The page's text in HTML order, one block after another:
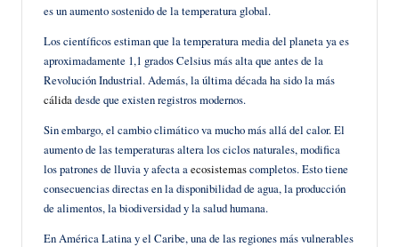
es un aumento sostenido de la temperatura global.
Los científicos estiman que la temperatura media del planeta ya es
aproximadamente 1,1 grados Celsius más alta que antes de la
Revolución Industrial. Además, la última década ha sido la más
cálidadesde que existen registros modernos.
Sin embargo, el cambio climático va mucho más allá del calor. El
aumento de las temperaturas altera los ciclos naturales, modifica
los patrones de lluvia y afecta aecosistemascompletos. Esto tiene
consecuencias directas en la disponibilidad de agua, la producción
de alimentos, la biodiversidad y la salud humana.
En América Latina y el Caribe, una de las regiones más vulnerables